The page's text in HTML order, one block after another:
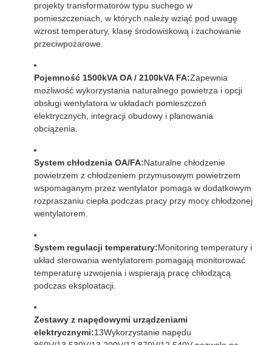
projekty transformatorów typu suchego w
pomieszczeniach, w których należy wziąć pod uwagę
wzrost temperatury, klasę środowiskową i zachowanie
przeciwpożarowe.
Pojemność 1500kVA OA / 2100kVA FA:Zapewnia
możliwość wykorzystania naturalnego powietrza i opcji
obsługi wentylatora w układach pomieszczeń
elektrycznych, integracji obudowy i planowania
obciążenia.
System chłodzenia OA/FA:Naturalne chłodzenie
powietrzem z chłodzeniem przymusowym powietrzem
wspomaganym przez wentylator pomaga w dodatkowym
rozpraszaniu ciepła podczas pracy przy mocy chłodzonej
wentylatorem.
System regulacji temperatury:Monitoring temperatury i
układ sterowania wentylatorem pomagają monitorować
temperaturę uzwojenia i wspierają pracę chłodzącą
podczas eksploatacji.
Zestawy z napędowymi urządzeniami
elektrycznymi:13Wykorzystanie napędu